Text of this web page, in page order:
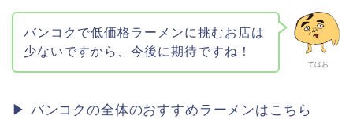
てばお
バンコクで低価格ラーメンに挑むお店は
少ないですから、今後に期待ですね！
▶ バンコクの全体のおすすめラーメンはこちら